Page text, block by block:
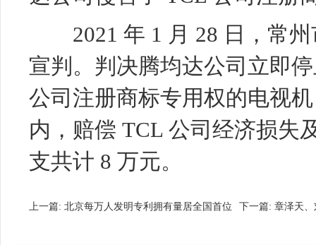
2021 年 1 月 28 日，常州
宣判。判决腾均达公司立即
公司注册商标专用权的电视
内，赔偿 TCL 公司经济损失
支共计 8 万元。
上一篇: 北京每万人发明专利拥有量居全国首位 下一篇: 章泽天、